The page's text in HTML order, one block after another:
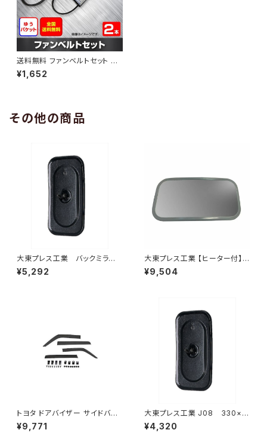
送料無料 ファンベルトセット マ
ツダ スクラム 型式DG52V H11.
01～H13.09 （国内トップメーカ
¥1,652
その他の商品
大東プレス工業 バックミラーH
400 ｺﾊﾞﾝ L005 黒 J08
330×170 DI-8B
¥5,292
大東プレス工業 【ヒーター付】サ
イドミラー/バックミラーJ08 DI
-7Z
¥9,504
トヨタ ドアバイザー サイドバイ
ザー タンク 900系 ルーミー 9
00系 M900A M910A サイドド
¥9,771
大東プレス工業 J08 330×1
70 サイドミラー/バックミラー
L012 黒 DI-7B
¥4,320